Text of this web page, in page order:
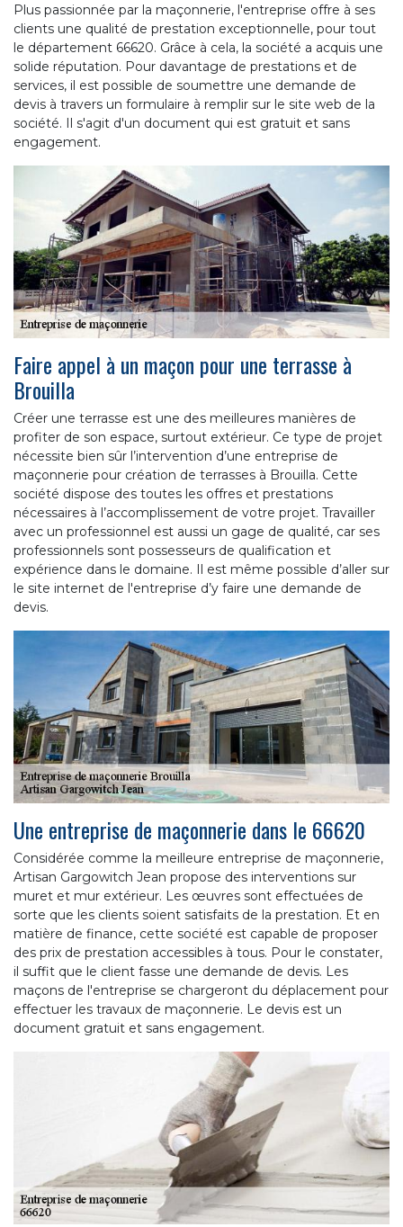
Plus passionnée par la maçonnerie, l'entreprise offre à ses
clients une qualité de prestation exceptionnelle, pour tout
le département 66620. Grâce à cela, la société a acquis une
solide réputation. Pour davantage de prestations et de
services, il est possible de soumettre une demande de
devis à travers un formulaire à remplir sur le site web de la
société. Il s'agit d'un document qui est gratuit et sans
engagement.
Faire appel à un maçon pour une terrasse à
Brouilla
Créer une terrasse est une des meilleures manières de
profiter de son espace, surtout extérieur. Ce type de projet
nécessite bien sûr l’intervention d’une entreprise de
maçonnerie pour création de terrasses à Brouilla. Cette
société dispose des toutes les offres et prestations
nécessaires à l’accomplissement de votre projet. Travailler
avec un professionnel est aussi un gage de qualité, car ses
professionnels sont possesseurs de qualification et
expérience dans le domaine. Il est même possible d’aller sur
le site internet de l'entreprise d’y faire une demande de
devis.
Une entreprise de maçonnerie dans le 66620
Considérée comme la meilleure entreprise de maçonnerie,
Artisan Gargowitch Jean propose des interventions sur
muret et mur extérieur. Les œuvres sont effectuées de
sorte que les clients soient satisfaits de la prestation. Et en
matière de finance, cette société est capable de proposer
des prix de prestation accessibles à tous. Pour le constater,
il suffit que le client fasse une demande de devis. Les
maçons de l'entreprise se chargeront du déplacement pour
effectuer les travaux de maçonnerie. Le devis est un
document gratuit et sans engagement.